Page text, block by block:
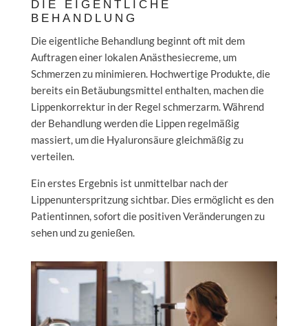
DIE EIGENTLICHE
BEHANDLUNG
Die eigentliche Behandlung beginnt oft mit dem
Auftragen einer lokalen Anästhesiecreme, um
Schmerzen zu minimieren. Hochwertige Produkte, die
bereits ein Betäubungsmittel enthalten, machen die
Lippenkorrektur in der Regel schmerzarm. Während
der Behandlung werden die Lippen regelmäßig
massiert, um die Hyaluronsäure gleichmäßig zu
verteilen.
Ein erstes Ergebnis ist unmittelbar nach der
Lippenunterspritzung sichtbar. Dies ermöglicht es den
Patientinnen, sofort die positiven Veränderungen zu
sehen und zu genießen.